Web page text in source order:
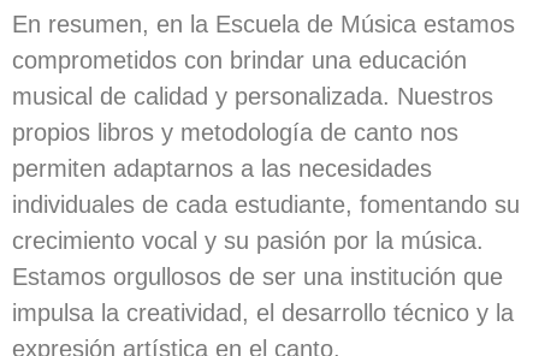
En resumen, en la Escuela de Música estamos
comprometidos con brindar una educación
musical de calidad y personalizada. Nuestros
propios libros y metodología de canto nos
permiten adaptarnos a las necesidades
individuales de cada estudiante, fomentando su
crecimiento vocal y su pasión por la música.
Estamos orgullosos de ser una institución que
impulsa la creatividad, el desarrollo técnico y la
expresión artística en el canto.